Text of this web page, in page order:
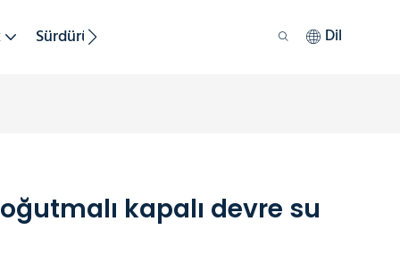
Sürdürülebilirlik Dil
kapalı devre su